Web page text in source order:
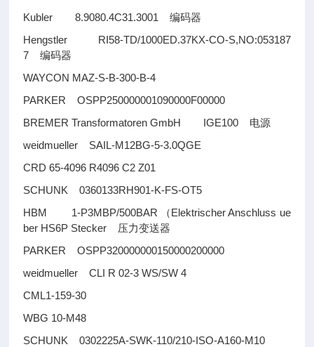
Kubler 8.9080.4C31.3001编码器
Hengstler RI58-TD/1000ED.37KX-CO-S,NO:053187
7编码器
WAYCON MAZ-S-B-300-B-4
PARKER OSPP250000001090000F00000
BREMER Transformatoren GmbH IGE100 电源
weidmueller SAIL-M12BG-5-3.0QGE
CRD 65-4096 R4096 C2 Z01
SCHUNK 0360133RH901-K-FS-OT5
HBM 1-P3MBP/500BAR
（Elektrischer Anschluss ue
ber HS6P Stecker 压力变送器
PARKER OSPP320000000150000200000
weidmueller CLI R 02-3 WS/SW 4
CML1-159-30
WBG 10-M48
SCHUNK 0302225A-SWK-110/210-ISO-A160-M10